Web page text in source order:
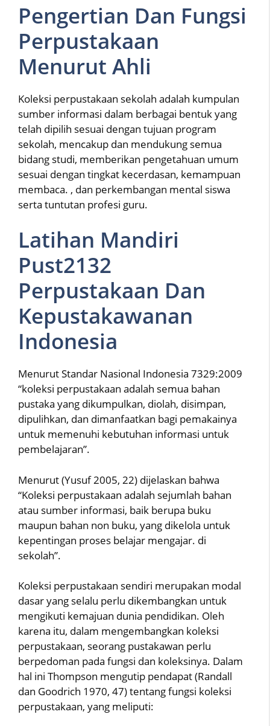
Pengertian Dan Fungsi
Perpustakaan
Menurut Ahli
Koleksi perpustakaan sekolah adalah kumpulan
sumber informasi dalam berbagai bentuk yang
telah dipilih sesuai dengan tujuan program
sekolah, mencakup dan mendukung semua
bidang studi, memberikan pengetahuan umum
sesuai dengan tingkat kecerdasan, kemampuan
membaca. , dan perkembangan mental siswa
serta tuntutan profesi guru.
Latihan Mandiri
Pust2132
Perpustakaan Dan
Kepustakawanan
Indonesia
Menurut Standar Nasional Indonesia 7329:2009
“koleksi perpustakaan adalah semua bahan
pustaka yang dikumpulkan, diolah, disimpan,
dipulihkan, dan dimanfaatkan bagi pemakainya
untuk memenuhi kebutuhan informasi untuk
pembelajaran”.
Menurut (Yusuf 2005, 22) dijelaskan bahwa
“Koleksi perpustakaan adalah sejumlah bahan
atau sumber informasi, baik berupa buku
maupun bahan non buku, yang dikelola untuk
kepentingan proses belajar mengajar. di
sekolah”.
Koleksi perpustakaan sendiri merupakan modal
dasar yang selalu perlu dikembangkan untuk
mengikuti kemajuan dunia pendidikan. Oleh
karena itu, dalam mengembangkan koleksi
perpustakaan, seorang pustakawan perlu
berpedoman pada fungsi dan koleksinya. Dalam
hal ini Thompson mengutip pendapat (Randall
dan Goodrich 1970, 47) tentang fungsi koleksi
perpustakaan, yang meliputi: